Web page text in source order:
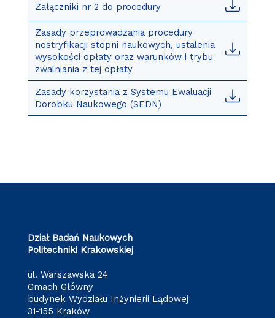
Załączniki nr 2 do procedury
Zasady przeprowadzania procedury
nostryfikacji stopni naukowych, ustalenia
wysokości opłaty oraz warunków i trybu
zwalniania z tej opłaty
Zasady korzystania z Systemu Ewaluacji
Dorobku Naukowego (SEDN)
Dział Badań Naukowych
Politechniki Krakowskiej
ul. Warszawska 24
Gmach Główny
budynek Wydziału Inżynierii Lądowej
31-155 Kraków